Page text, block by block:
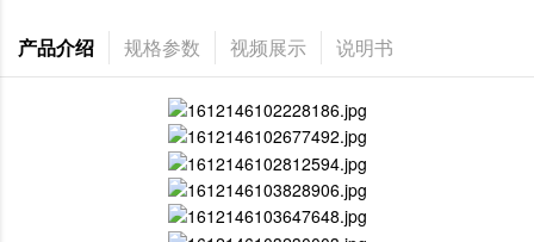
产品介绍 规格参数 视频展示 说明书